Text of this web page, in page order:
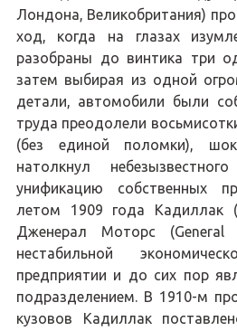
Лондона, Великобритания)
ход, когда на глазах
разобраны до винтика три
затем выбирая из одной
детали, автомобили были
труда преодолели
(без единой поломки),
натолкнул
унификацию собственных
летом 1909 года Кадиллак
Дженерал Моторс
нестабильной
предприятии и до сих пор
подразделением. В 1910-м
кузовов Кадиллак